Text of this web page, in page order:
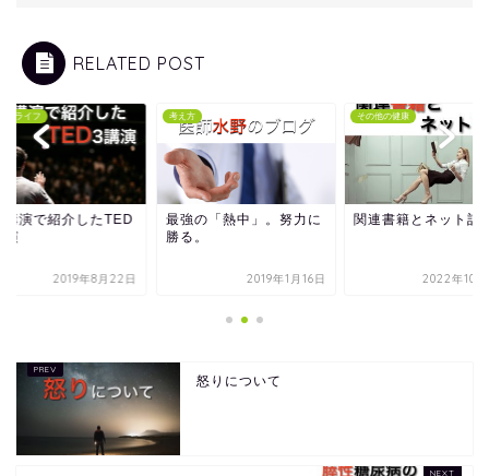
RELATED POST
フライフ
講演で紹介したTED
演
2019年8月22日
考え方
最強の「熱中」。努力に
勝る。
2019年1月16日
その他の健康
関連書籍とネット記
2022年10
怒りについて